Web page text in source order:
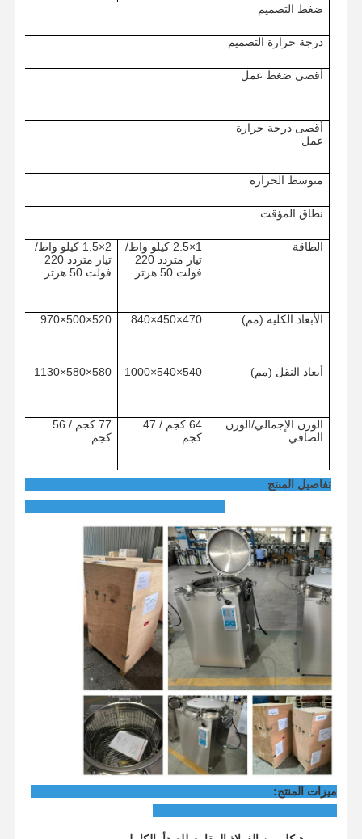
الصفحة
الرئيسية
المنتجات فيديوهات حولنا
جولة في
المصنع
مراقبة الجودة اتصل بنا
القضايا
معقم الأوتوكلاف الأفقي
آلة الأوتوكلاف العمودي
جهاز تعقيم أوتوكلاف للطاولة
آلة الأوتوكلاف المحمولة
ضغط التصميم
درجة حرارة التصميم
أقصى ضغط عمل
أقصى درجة حرارة
عمل
متوسط الحرارة
نطاق المؤقت
الطاقة
1×2.5 كيلو واط/
تيار متردد 220
فولت.50 هرتز
2×1.5 كيلو واط/
تيار متردد 220
فولت.50 هرتز
الأبعاد الكلية (مم) 470×450×840
520×500×970
أبعاد النقل (مم) 540×540×1000
580×580×1130
الوزن الإجمالي/الوزن
الصافي
64 كجم / 47
كجم
77 كجم / 56
كجم
تفاصيل المنتج
ميزات المنتج: